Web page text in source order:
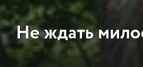
Не ждать